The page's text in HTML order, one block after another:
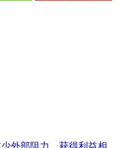
外部阻力、获得利益相